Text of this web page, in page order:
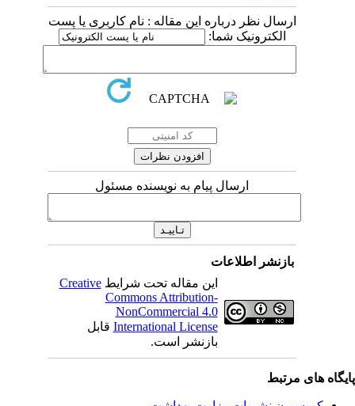
ارسال نظر درباره این مقاله : نام کاربری یا پست
الکترونیک شما:
ارسال پیام به نویسنده مسئول
بازنشر اطلاعات
این مقاله تحت شرایطCreative
Commons Attribution-
NonCommercial 4.0
International Licenseقابل
بازنشر است.
های مرتبط